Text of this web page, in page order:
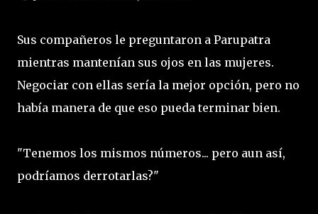
Sus compañeros le preguntaron a Parupatra
mientras mantenían sus ojos en las mujeres.
Negociar con ellas sería la mejor opción, pero no
había manera de que eso pueda terminar bien.
"Tenemos los mismos números... pero aun así,
podríamos derrotarlas?"